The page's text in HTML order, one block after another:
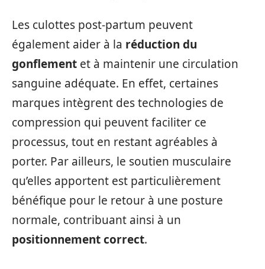
Les culottes post-partum peuvent
également aider à la réduction du
gonflement et à maintenir une circulation
sanguine adéquate. En effet, certaines
marques intègrent des technologies de
compression qui peuvent faciliter ce
processus, tout en restant agréables à
porter. Par ailleurs, le soutien musculaire
qu’elles apportent est particulièrement
bénéfique pour le retour à une posture
normale, contribuant ainsi à un
positionnement correct.